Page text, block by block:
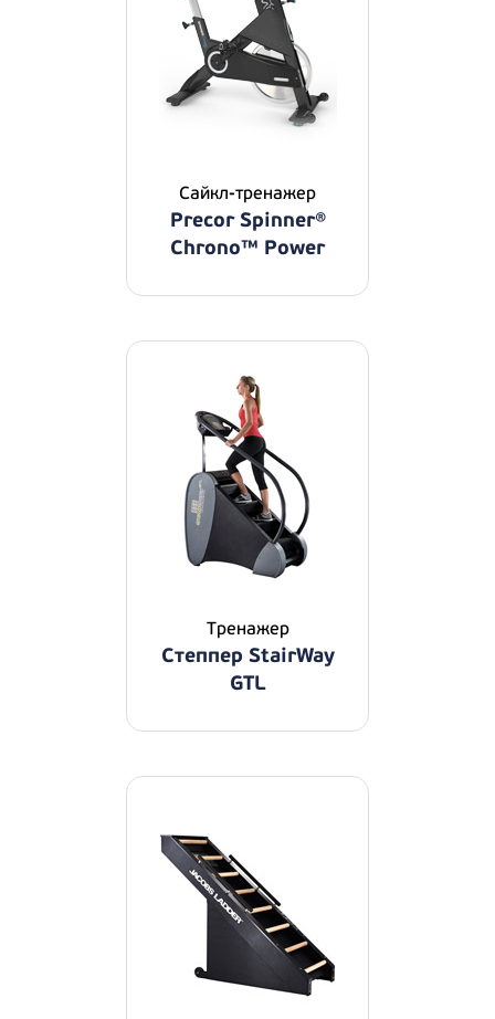
Сайкл-тренажер
Precor Spinner®
Chrono™ Power
Тренажер
Степпер StairWay
GTL